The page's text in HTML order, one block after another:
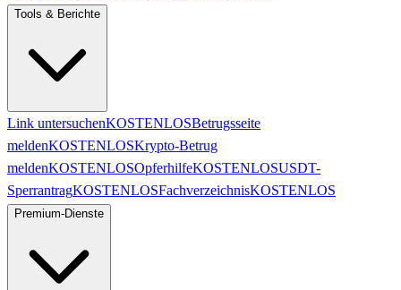
Tools & Berichte
Link untersuchenKOSTENLOSBetrugsseite
meldenKOSTENLOSKrypto-Betrug
meldenKOSTENLOSOpferhilfeKOSTENLOSUSDT-
SperrantragKOSTENLOSFachverzeichnisKOSTENLOS
Premium-Dienste